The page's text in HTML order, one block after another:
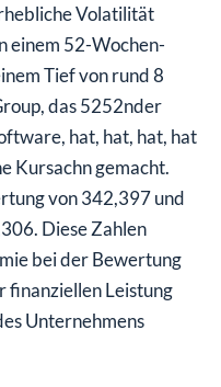
Volatilität
einem 52-Wochen-
Tief von rund 8
das 5252nder
hat, hat, hat, hat
Kursachn gemacht.
von 342,397 und
Diese Zahlen
bei der Bewertung
finanziellen Leistung
Unternehmens